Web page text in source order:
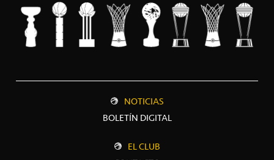
NOTICIAS
BOLETÍN DIGITAL
EL CLUB